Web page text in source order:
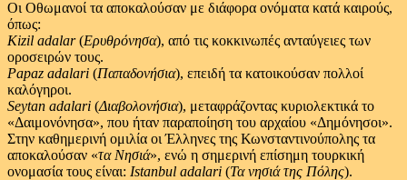
Οι Οθωμανοί τα αποκαλούσαν με διάφορα ονόματα κατά καιρούς,
όπως:
Kizil adalar(Ερυθρόνησα), από τις κοκκινωπές ανταύγειες των
οροσειρών τους.
Papaz adalari (Παπαδονήσια), επειδή τα κατοικούσαν πολλοί
καλόγηροι.
Seytan adalari (Διαβολονήσια), μεταφράζοντας κυριολεκτικά το
«Δαιμονόνησα», που ήταν παραποίηση του αρχαίου «Δημόνησοι».
Στην καθημερινή ομιλία οι Έλληνες της Κωνσταντινούπολης τα
αποκαλούσαν «τα Νησιά», ενώ η σημερινή επίσημη τουρκική
ονομασία τους είναι: Istanbul adalari (Τα νησιά της Πόλης).